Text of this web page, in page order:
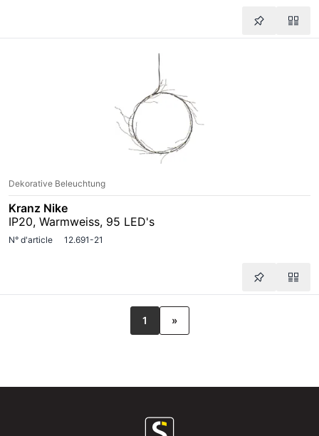
Dekorative Beleuchtung
Kranz Nike
IP20, Warmweiss, 95 LED's
N° d'article 12.691-21
1 »